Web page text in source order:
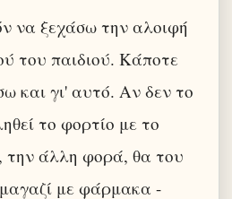
να ξεχάσω την αλοιφή
του παιδιού. Κάποτε
και γι' αυτό. Αν δεν το
το φορτίο με το
την άλλη φορά, θα του
με φάρμακα -